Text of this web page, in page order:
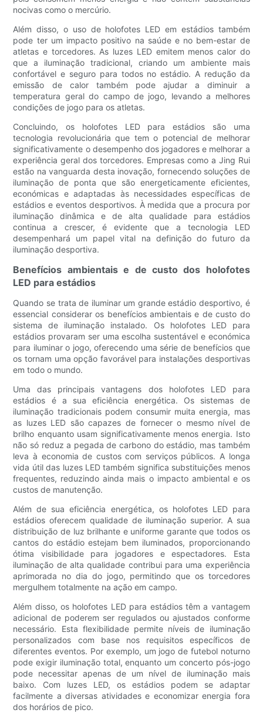
nocivas como o mercúrio.
Além disso, o uso de holofotes LED em estádios também
pode ter um impacto positivo na saúde e no bem-estar de
atletas e torcedores. As luzes LED emitem menos calor do
que a iluminação tradicional, criando um ambiente mais
confortável e seguro para todos no estádio. A redução da
emissão de calor também pode ajudar a diminuir a
temperatura geral do campo de jogo, levando a melhores
condições de jogo para os atletas.
Concluindo, os holofotes LED para estádios são uma
tecnologia revolucionária que tem o potencial de melhorar
significativamente o desempenho dos jogadores e melhorar a
experiência geral dos torcedores. Empresas como a Jing Rui
estão na vanguarda desta inovação, fornecendo soluções de
iluminação de ponta que são energeticamente eficientes,
económicas e adaptadas às necessidades específicas de
estádios e eventos desportivos. À medida que a procura por
iluminação dinâmica e de alta qualidade para estádios
continua a crescer, é evidente que a tecnologia LED
desempenhará um papel vital na definição do futuro da
iluminação desportiva.
Benefícios ambientais e de custo dos holofotes
LED para estádios
Quando se trata de iluminar um grande estádio desportivo, é
essencial considerar os benefícios ambientais e de custo do
sistema de iluminação instalado. Os holofotes LED para
estádios provaram ser uma escolha sustentável e económica
para iluminar o jogo, oferecendo uma série de benefícios que
os tornam uma opção favorável para instalações desportivas
em todo o mundo.
Uma das principais vantagens dos holofotes LED para
estádios é a sua eficiência energética. Os sistemas de
iluminação tradicionais podem consumir muita energia, mas
as luzes LED são capazes de fornecer o mesmo nível de
brilho enquanto usam significativamente menos energia. Isto
não só reduz a pegada de carbono do estádio, mas também
leva à economia de custos com serviços públicos. A longa
vida útil das luzes LED também significa substituições menos
frequentes, reduzindo ainda mais o impacto ambiental e os
custos de manutenção.
Além de sua eficiência energética, os holofotes LED para
estádios oferecem qualidade de iluminação superior. A sua
distribuição de luz brilhante e uniforme garante que todos os
cantos do estádio estejam bem iluminados, proporcionando
ótima visibilidade para jogadores e espectadores. Esta
iluminação de alta qualidade contribui para uma experiência
aprimorada no dia do jogo, permitindo que os torcedores
mergulhem totalmente na ação em campo.
Além disso, os holofotes LED para estádios têm a vantagem
adicional de poderem ser regulados ou ajustados conforme
necessário. Esta flexibilidade permite níveis de iluminação
personalizados com base nos requisitos específicos de
diferentes eventos. Por exemplo, um jogo de futebol noturno
pode exigir iluminação total, enquanto um concerto pós-jogo
pode necessitar apenas de um nível de iluminação mais
baixo. Com luzes LED, os estádios podem se adaptar
facilmente a diversas atividades e economizar energia fora
dos horários de pico.